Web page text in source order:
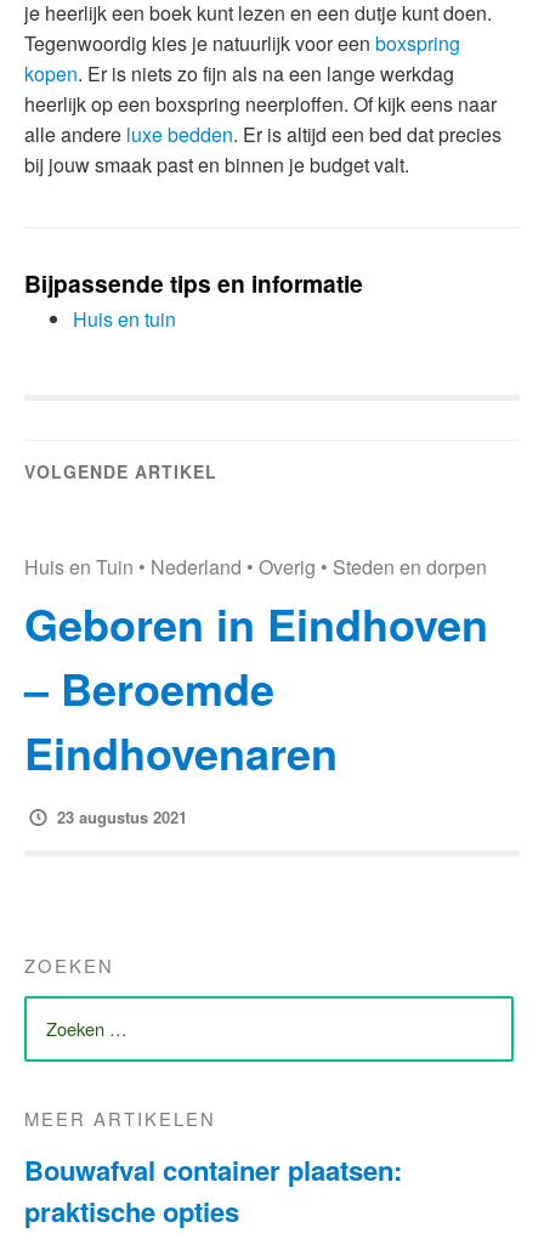
je heerlijk een boek kunt lezen en een dutje kunt doen.
Tegenwoordig kies je natuurlijk voor een boxspring
kopen. Er is niets zo fijn als na een lange werkdag
heerlijk op een boxspring neerploffen. Of kijk eens naar
alle andere luxe bedden. Er is altijd een bed dat precies
bij jouw smaak past en binnen je budget valt.
Bijpassende tips en informatie
Huis en tuin
VOLGENDE ARTIKEL
Huis en Tuin • Nederland • Overig • Steden en dorpen
Geboren in Eindhoven
– Beroemde
Eindhovenaren
23 augustus 2021
ZOEKEN
ZOEK
NAAR:
MEER ARTIKELEN
Bouwafval container plaatsen:
praktische opties